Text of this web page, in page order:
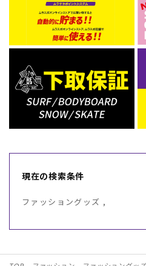
現在の検索条件
ファッショングッズ ,